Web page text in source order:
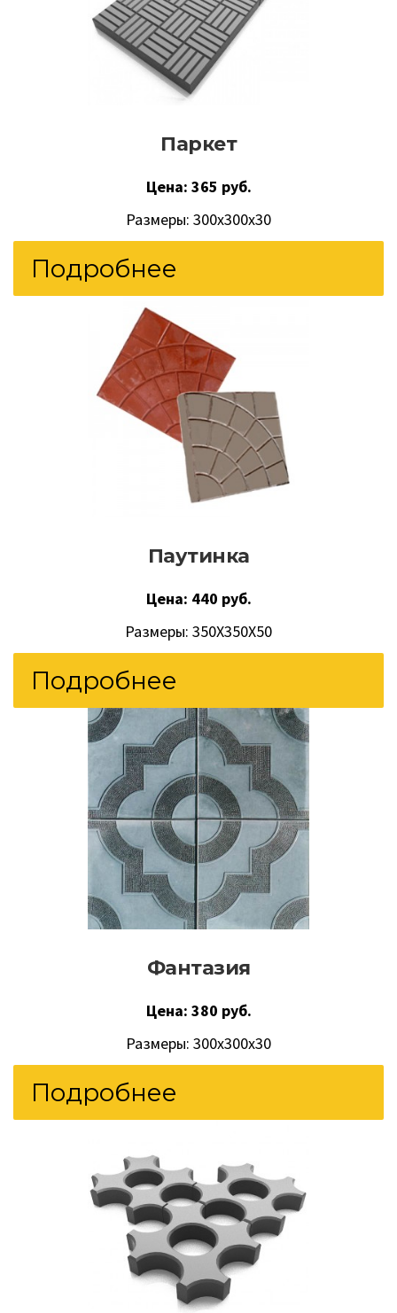
Паркет
Цена: 365 руб.
Размеры: 300х300х30
Подробнее
Паутинка
Цена: 440 руб.
Размеры: 350Х350Х50
Подробнее
Фантазия
Цена: 380 руб.
Размеры: 300х300х30
Подробнее